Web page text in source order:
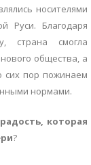
носителями
Руси. Благодаря
страна смогла
общества, а
сих пор пожинаем
нормами.
которая
?